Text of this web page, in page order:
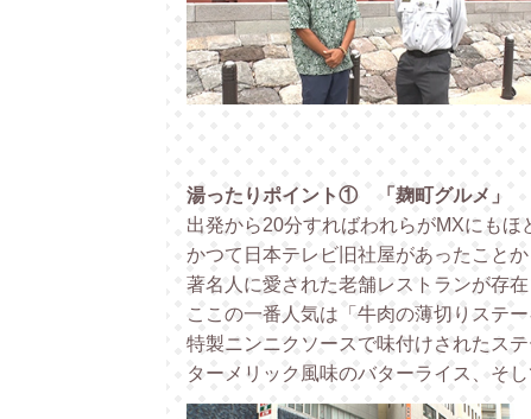
湯ったりポイント① 「麹町グルメ」
出発から20分すればわれらがMXにもほ
かつて日本テレビ旧社屋があったこと
著名人に愛された老舗レストランが存
ここの一番人気は「牛肉の薄切りステー
特製ニンニクソースで味付けされたス
ターメリック風味のバターライス、そ